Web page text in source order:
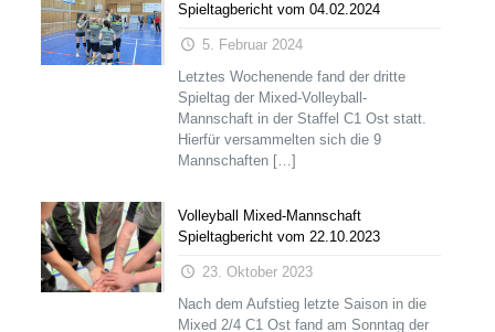
Spieltagbericht vom 04.02.2024
5. Februar 2024
Letztes Wochenende fand der dritte
Spieltag der Mixed-Volleyball-
Mannschaft in der Staffel C1 Ost statt.
Hierfür versammelten sich die 9
Mannschaften […]
Volleyball Mixed-Mannschaft
Spieltagbericht vom 22.10.2023
23. Oktober 2023
Nach dem Aufstieg letzte Saison in die
Mixed 2/4 C1 Ost fand am Sonntag der